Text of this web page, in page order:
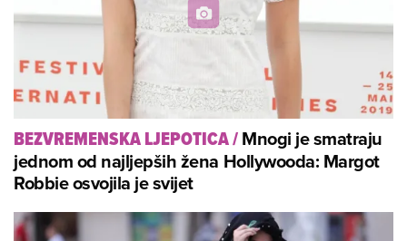
BEZVREMENSKA LJEPOTICA/Mnogi je smatraju
jednom od najljepših žena Hollywooda: Margot
Robbie osvojila je svijet